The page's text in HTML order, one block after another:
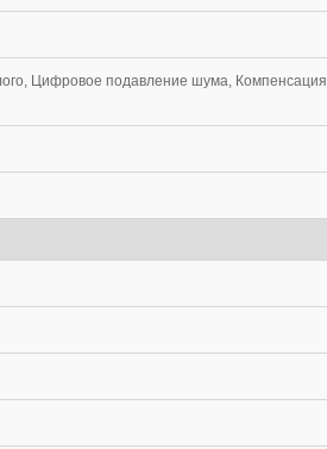
Цифровое подавление шума, Компенсация